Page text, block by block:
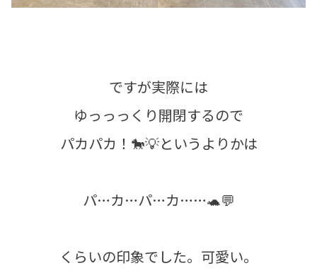
ですが実際には
ゆっっっくり開閉するので
パカパカ！🐎💡というよりかは
パ…カ…パ…カ……🐢💬
くらいの印象でした。可愛い。